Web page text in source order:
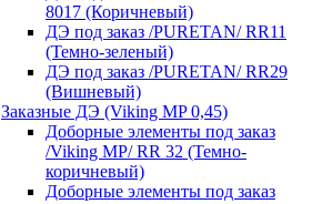
8017 (Коричневый)
ДЭ под заказ /PURETAN/ RR11
(Темно-зеленый)
ДЭ под заказ /PURETAN/ RR29
(Вишневый)
Заказные ДЭ (Viking MP 0,45)
Доборные элементы под заказ
/Viking MP/ RR 32 (Темно-
коричневый)
Доборные элементы под заказ